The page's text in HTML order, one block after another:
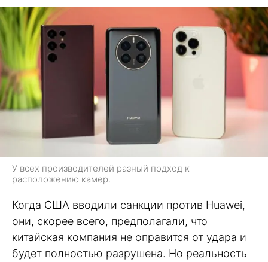
У всех производителей разный подход к
расположению камер.
Когда США вводили санкции против Huawei,
они, скорее всего, предполагали, что
китайская компания не оправится от удара и
будет полностью разрушена. Но реальность